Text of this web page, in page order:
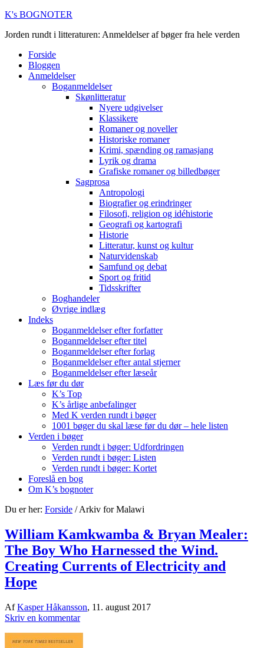
K's BOGNOTER
Jorden rundt i litteraturen: Anmeldelser af bøger fra hele verden
Forside
Bloggen
Anmeldelser
Boganmeldelser
Skønlitteratur
Nyere udgivelser
Klassikere
Romaner og noveller
Historiske romaner
Krimi, spænding og ramasjang
Lyrik og drama
Grafiske romaner og billedbøger
Sagprosa
Antropologi
Biografier og erindringer
Filosofi, religion og idéhistorie
Geografi og kartografi
Historie
Litteratur, kunst og kultur
Naturvidenskab
Samfund og debat
Sport og fritid
Tidsskrifter
Boghandeler
Øvrige indlæg
Indeks
Boganmeldelser efter forfatter
Boganmeldelser efter titel
Boganmeldelser efter forlag
Boganmeldelser efter antal stjerner
Boganmeldelser efter læseår
Læs før du dør
K’s Top
K’s årlige anbefalinger
Med K verden rundt i bøger
1001 bøger du skal læse før du dør – hele listen
Verden i bøger
Verden rundt i bøger: Udfordringen
Verden rundt i bøger: Listen
Verden rundt i bøger: Kortet
Foreslå en bog
Om K’s bognoter
Du er her: Forside /Arkiv for Malawi
William Kamkwamba & Bryan Mealer:
The Boy Who Harnessed the Wind.
Creating Currents of Electricity and
Hope
AfKasper Håkansson, 11. august 2017
Skriv en kommentar